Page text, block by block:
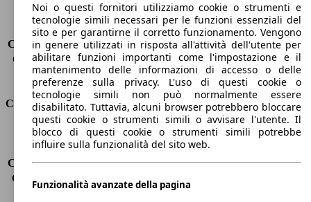
Sedili
5
Carico sul tetto
-
Capacità di traino (senza freni) -
Capacità di traino (con freni)
910 kg
Volume del bagagliaio
325 - 980 l
Consumi
Emissioni di CO2*
105 g/km (komb.)
Consumo (urbano)
8.1 l/100km
Consumo (extra-urbano) 5.6 l/100km
Consumo (combinato)*
6.4 l/100km
Noi o questi fornitori utilizziamo cookie o strumenti e
tecnologie simili necessari per le funzioni essenziali del
sito e per garantirne il corretto funzionamento. Vengono
in genere utilizzati in risposta all'attività dell'utente per
abilitare funzioni importanti come l'impostazione e il
mantenimento delle informazioni di accesso o delle
preferenze sulla privacy. L'uso di questi cookie o
tecnologie simili non può normalmente essere
disabilitato. Tuttavia, alcuni browser potrebbero bloccare
questi cookie o strumenti simili o avvisare l'utente. Il
blocco di questi cookie o strumenti simili potrebbe
influire sulla funzionalità del sito web.
Funzionalità avanzate della pagina